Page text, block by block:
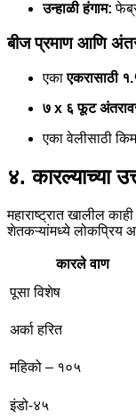
उन्हाळी हंगाम:
बीज प्रमाण आणि
एकाएकरासाठी
७ x ६ फूट
एका वेलीसाठी
४. कारल्याच्या
महाराष्ट्रात खालील
शेतकऱ्यांमध्ये लोकप्रिय
कारले वाण
पूसा विशेष
अर्का हरित
महिको – १०५
इंडो-४५